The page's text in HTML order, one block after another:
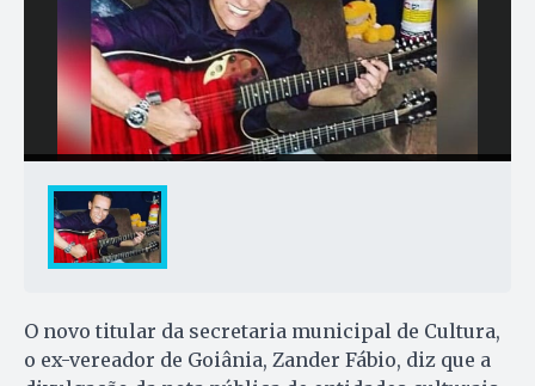
O novo titular da secretaria municipal de Cultura,
o ex-vereador de Goiânia, Zander Fábio, diz que a